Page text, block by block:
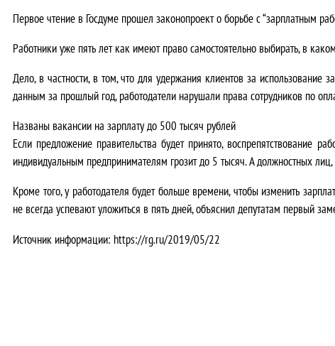
Первое чтение в Госдуме прошел законопроект о борьбе с “зарплатным
Работники уже пять лет как имеют право самостоятельно выбирать, в
Дело, в частности, в том, что для удержания клиентов за
данным за прошлый год, работодатели нарушали права сотрудников по
Названы вакансии на зарплату до 500 тысяч рублей
Если предложение правительства будет принято,
индивидуальным предпринимателям грозит до 5 тысяч. А должностных
Кроме того, у работодателя будет больше времени, чтобы изменить
не всегда успевают уложиться в пять дней, объяснил депутатам первый
Источник информации: https://rg.ru/2019/05/22